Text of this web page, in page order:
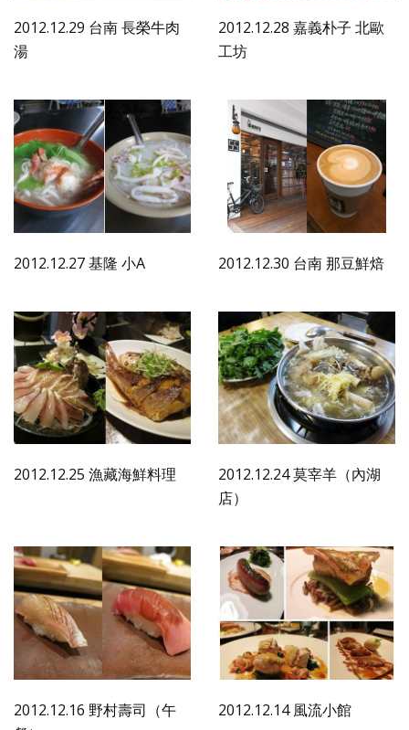
2012.12.29 台南 長榮牛肉
湯
2012.12.28 嘉義朴子 北歐
工坊
2012.12.27 基隆 小A 2012.12.30 台南 那豆鮮焙
2012.12.25 漁藏海鮮料理
2012.12.24 莫宰羊（內湖
店）
2012.12.16 野村壽司（午
2012.12.14 風流小館